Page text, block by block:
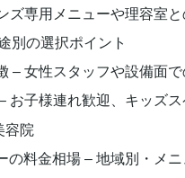
ズ専用メニューや理容室
別の選択ポイント
– 女性スタッフや設備面
お子様連れ歓迎、キッズ
容院
料金相場 – 地域別・メ